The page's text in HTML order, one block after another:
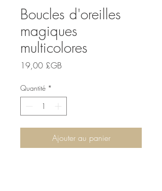
Boucles d'oreilles
magiques
multicolores
19,00 £GBPrix
Quantité *
Ajouter au panier